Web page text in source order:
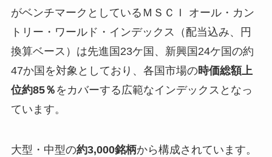
がベンチマークとしているＭＳＣＩ オール・カン
トリー・ワールド・インデックス（配当込み、円
換算ベース）は先進国23ケ国、新興国24ケ国の約
47か国を対象としており、各国市場の時価総額上
位約85％ をカバーする広範なインデックスとなっ
ています。
大型・中型の約3,000銘柄から構成されています。